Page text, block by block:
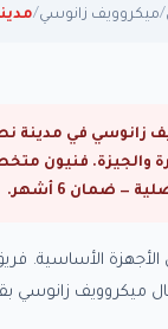
/ميكروويف زانوسي/
زانوسي في مدينة
— ضمان 6 أشهر.
الأجهزة
ميكروويف زانوسي